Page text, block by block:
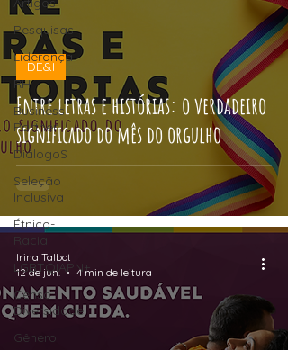
Pesquisas
Liderança
RH
Business
Partner
DiálogoS
Seleção
Inclusiva
Étnico-
Racial
LGBTQIAPN+
Censo
Diversidade
Gênero
Entre letras e histórias: o verdadeiro
significado do mês do orgulho
DE&I
Irina Talbot
12 de jun.
4 min de leitura